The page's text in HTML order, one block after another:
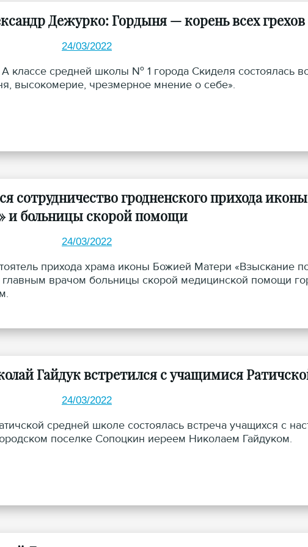
Дежурко: Гордыня — корень всех грехов
24/03/2022
классе средней школы № 1 города Скиделя состоялась
высокомерие, чрезмерное мнение о себе».
сотрудничество гродненского прихода
и больницы скорой помощи
24/03/2022
прихода храма иконы Божией Матери «Взыскание
главным врачом больницы скорой медицинской помощи
Гайдук встретился с учащимися
24/03/2022
средней школе состоялась встреча учащихся с
поселке Сопоцкин иереем Николаем Гайдуком.